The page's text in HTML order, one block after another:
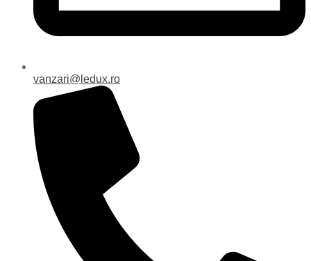
vanzari@ledux.ro